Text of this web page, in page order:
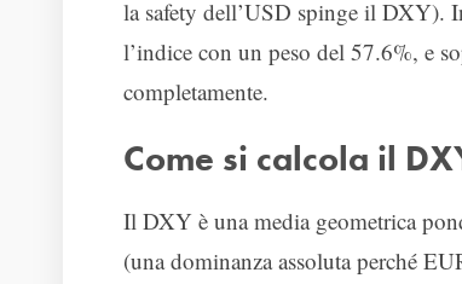
la safety dell’USD spinge il DXY).
l’indice con un peso del 57.6%, e
completamente.
Come si calcola il
Il DXY è una media geometrica
(una dominanza assoluta perché